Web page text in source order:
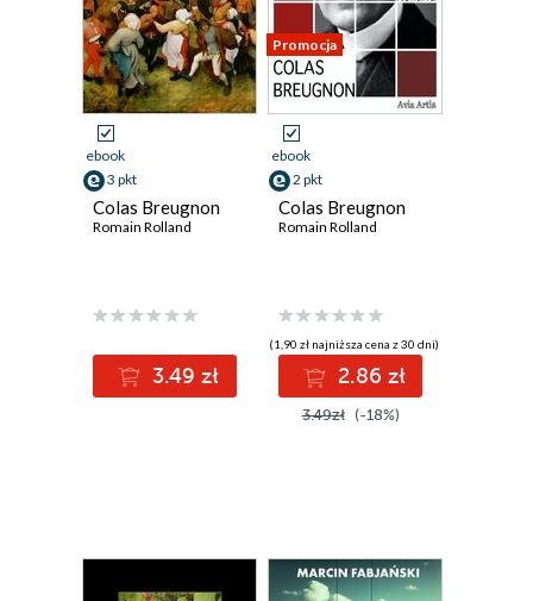
ebook
3 pkt
Colas Breugnon
Romain Rolland
3.49 zł
Promocja
ebook
2 pkt
Colas Breugnon
Romain Rolland
(1,90 zł najniższa cena z 30 dni)
2.86 zł
3.49zł (-18%)